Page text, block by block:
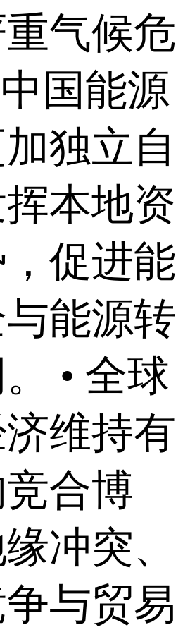
气候危
国能源
独立自
本地资
促进能
能源转
• 全球
维持有
合博
冲突、
与贸易